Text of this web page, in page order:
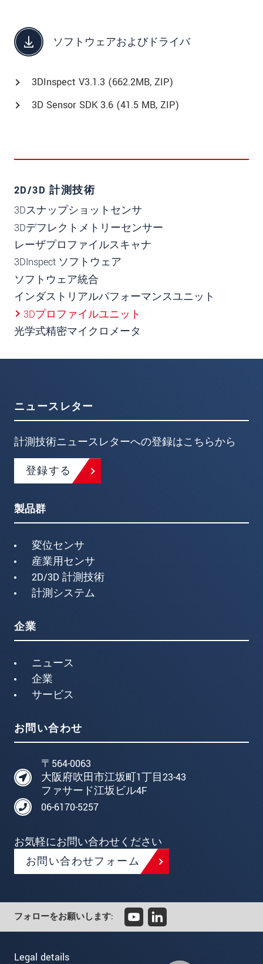
ソフトウェアおよびドライバ
3DInspect V3.1.3 (662.2MB, ZIP)
3D Sensor SDK 3.6 (41.5 MB, ZIP)
2D/3D 計測技術
3Dスナップショットセンサ
3Dデフレクトメトリーセンサー
レーザプロファイルスキャナ
3DInspect ソフトウェア
ソフトウェア統合
インダストリアルパフォーマンスユニット
3Dプロファイルユニット
光学式精密マイクロメータ
ニュースレター
計測技術ニュースレターへの登録はこちらから
登録する
製品群
変位センサ
産業用センサ
2D/3D 計測技術
計測システム
企業
ニュース
企業
サービス
お問い合わせ
〒564-0063
大阪府吹田市江坂町1丁目23-43
ファサード江坂ビル4F
06-6170-5257
お気軽にお問い合わせください
お問い合わせフォーム
フォローをお願いします:
Legal details